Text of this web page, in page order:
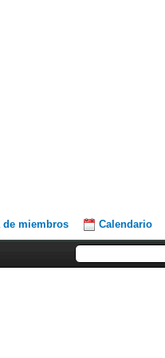
de miembros Calendario